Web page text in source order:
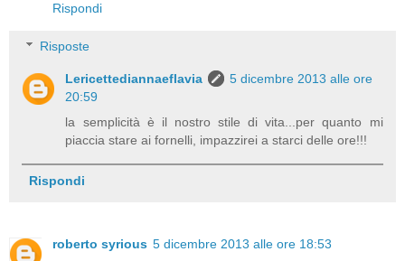
Rispondi
Risposte
Lericettediannaeflavia
5 dicembre 2013 alle ore
20:59
la semplicità è il nostro stile di vita...per quanto mi
piaccia stare ai fornelli, impazzirei a starci delle ore!!!
Rispondi
roberto syrious 5 dicembre 2013 alle ore 18:53